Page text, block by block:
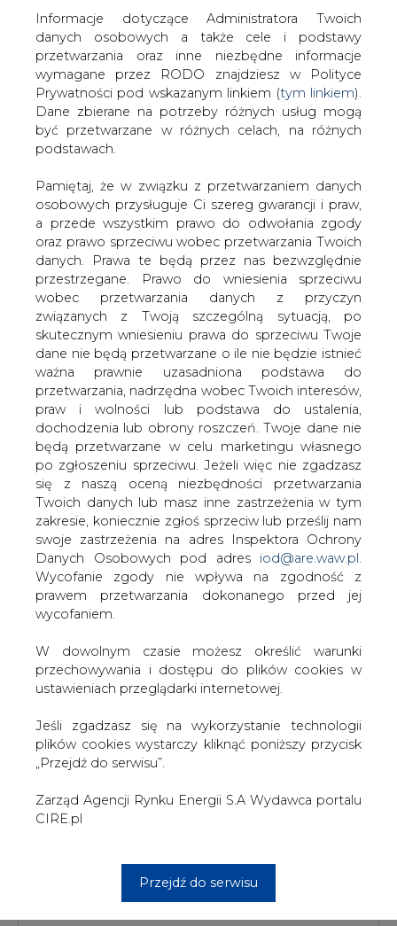
Informacje dotyczące Administratora Twoich
danych osobowych a także cele i podstawy
przetwarzania oraz inne niezbędne informacje
wymagane przez RODO znajdziesz w Polityce
Prywatności pod wskazanym linkiem (tym linkiem).
Dane zbierane na potrzeby różnych usług mogą
być przetwarzane w różnych celach, na różnych
podstawach.
Pamiętaj, że w związku z przetwarzaniem danych
osobowych przysługuje Ci szereg gwarancji i praw,
a przede wszystkim prawo do odwołania zgody
oraz prawo sprzeciwu wobec przetwarzania Twoich
danych. Prawa te będą przez nas bezwzględnie
przestrzegane. Prawo do wniesienia sprzeciwu
wobec przetwarzania danych z przyczyn
związanych z Twoją szczególną sytuacją, po
skutecznym wniesieniu prawa do sprzeciwu Twoje
dane nie będą przetwarzane o ile nie będzie istnieć
ważna prawnie uzasadniona podstawa do
przetwarzania, nadrzędna wobec Twoich interesów,
praw i wolności lub podstawa do ustalenia,
dochodzenia lub obrony roszczeń. Twoje dane nie
będą przetwarzane w celu marketingu własnego
po zgłoszeniu sprzeciwu. Jeżeli więc nie zgadzasz
się z naszą oceną niezbędności przetwarzania
Twoich danych lub masz inne zastrzeżenia w tym
zakresie, koniecznie zgłoś sprzeciw lub prześlij nam
swoje zastrzeżenia na adres Inspektora Ochrony
Danych Osobowych pod adres iod@are.waw.pl
Wycofanie zgody nie wpływa na zgodność z
prawem przetwarzania dokonanego przed jej
wycofaniem.
W dowolnym czasie możesz określić warunki
przechowywania i dostępu do plików cookies w
ustawieniach przeglądarki internetowej.
Jeśli zgadzasz się na wykorzystanie technologii
plików cookies wystarczy kliknąć poniższy przycisk
„Przejdź do serwisu”.
Zarząd Agencji Rynku Energii S.A Wydawca portalu
CIRE.pl
Przejdź do serwisu
skomentuj
udostępnij:
URE zwalnia producentów energii
Urząd Regulacji Energetyki uznał rynek
wytwórców i spółek obrotu energią
elektryczną za konkurencyjny i w
związku z tym od 1 lipca zwolni
działające na nim firmy z obowiązku
taryfowego.
#Energetyka # kraj
Artykuł powstał bez wsparcia narzędzi sztucznej inteligencji.
Wydawca portalu CIRE zgadza się na włączenie publikacji do
KOMENTARZE
TREŚĆ KOMENTARZA
PODPIS